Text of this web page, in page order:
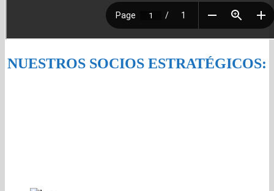
NUESTROS SOCIOS ESTRATÉGICOS: